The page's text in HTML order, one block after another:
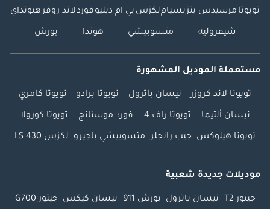
تويوتا مرسيدس بنزنسياملكزس بي ام دبليوفوردلاند روفرهيونداي
شيفروليه متسوبيشي هوندا بورش
مستعملة الموديل المشهورة
تويوتا لاند كروزر نيسان باترول تويوتا برادو تويوتا كامري
نيسان ألتيما تويوتا راف 4 فورد موستانج تويوتا كورولا
تويوتا هيلوكس جيب رانجلر متسوبيشي باجيرو لكزس LS 430
موديلات جديدة شعبية
جيتور T2 نيسان باترول بورش 911 نيسان كيكس جيتور G700